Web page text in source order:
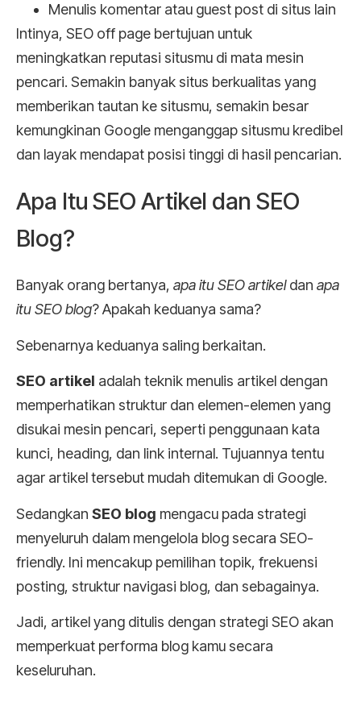
Menulis komentar atau guest post di situs lain
Intinya, SEO off page bertujuan untuk
meningkatkan reputasi situsmu di mata mesin
pencari. Semakin banyak situs berkualitas yang
memberikan tautan ke situsmu, semakin besar
kemungkinan Google menganggap situsmu kredibel
dan layak mendapat posisi tinggi di hasil pencarian.
Apa Itu SEO Artikel dan SEO
Blog?
Banyak orang bertanya, apa itu SEO artikeldan apa
itu SEO blog? Apakah keduanya sama?
Sebenarnya keduanya saling berkaitan.
SEO artikel adalah teknik menulis artikel dengan
memperhatikan struktur dan elemen-elemen yang
disukai mesin pencari, seperti penggunaan kata
kunci, heading, dan link internal. Tujuannya tentu
agar artikel tersebut mudah ditemukan di Google.
Sedangkan SEO blog mengacu pada strategi
menyeluruh dalam mengelola blog secara SEO-
friendly. Ini mencakup pemilihan topik, frekuensi
posting, struktur navigasi blog, dan sebagainya.
Jadi, artikel yang ditulis dengan strategi SEO akan
memperkuat performa blog kamu secara
keseluruhan.